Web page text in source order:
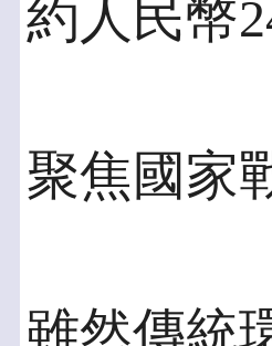
約人民幣
聚焦國家
雖然傳統